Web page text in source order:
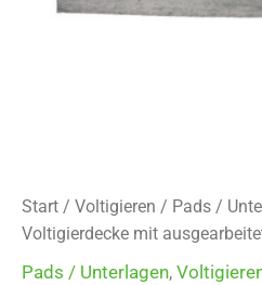
Start / Voltigieren / Pads /
Voltigierdecke mit
Pads / Unterlagen,